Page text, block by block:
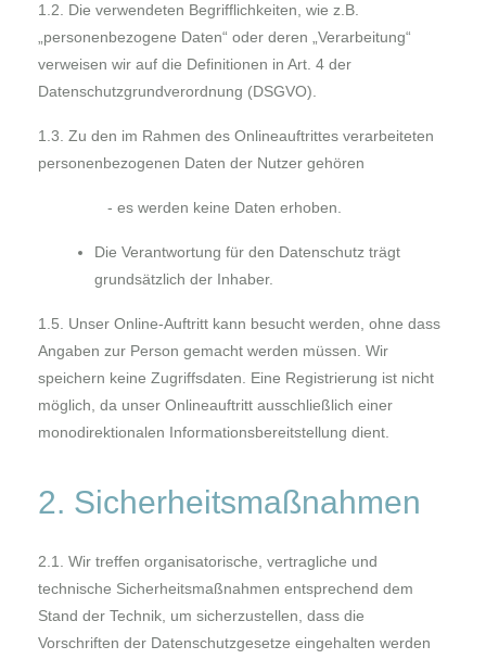
1.2. Die verwendeten Begrifflichkeiten, wie z.B.
„personenbezogene Daten“ oder deren „Verarbeitung“
verweisen wir auf die Definitionen in Art. 4 der
Datenschutzgrundverordnung (DSGVO).
1.3. Zu den im Rahmen des Onlineauftrittes verarbeiteten
personenbezogenen Daten der Nutzer gehören
- es werden keine Daten erhoben.
Die Verantwortung für den Datenschutz trägt
grundsätzlich der Inhaber.
1.5. Unser Online-Auftritt kann besucht werden, ohne dass
Angaben zur Person gemacht werden müssen. Wir
speichern keine Zugriffsdaten. Eine Registrierung ist nicht
möglich, da unser Onlineauftritt ausschließlich einer
monodirektionalen Informationsbereitstellung dient.
2. Sicherheitsmaßnahmen
2.1. Wir treffen organisatorische, vertragliche und
technische Sicherheitsmaßnahmen entsprechend dem
Stand der Technik, um sicherzustellen, dass die
Vorschriften der Datenschutzgesetze eingehalten werden